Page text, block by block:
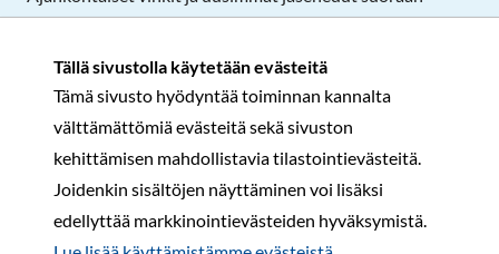
Tällä sivustolla käytetään evästeitä
Tämä sivusto hyödyntää toiminnan kannalta
välttämättömiä evästeitä sekä sivuston
kehittämisen mahdollistavia tilastointievästeitä.
Joidenkin sisältöjen näyttäminen voi lisäksi
edellyttää markkinointievästeiden hyväksymistä.
Rekisteri- ja tietosuojaselosteSopimusehdot